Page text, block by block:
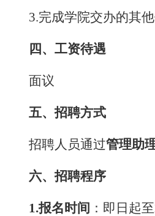
3.完成学院交办的其他
四、工资待遇
面议
五、招聘方式
招聘人员通过管理助
六、招聘程序
1.报名时间 ：即日起至